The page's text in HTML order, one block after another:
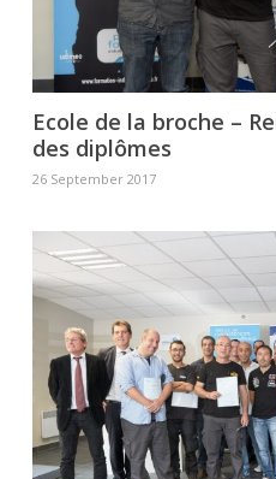
Ecole de la broche –
des diplômes
26 September 2017